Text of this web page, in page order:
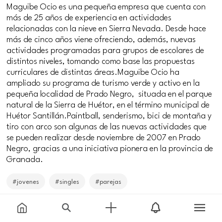
Maguibe Ocio es una pequeña empresa que cuenta con
más de 25 años de experiencia en actividades
relacionadas con la nieve en Sierra Nevada. Desde hace
más de cinco años viene ofreciendo, además, nuevas
actividades programadas para grupos de escolares de
distintos niveles, tomando como base las propuestas
curriculares de distintas áreas.Maguibe Ocio ha
ampliado su programa de turismo verde y activo en la
pequeña localidad de Prado Negro, situada en el parque
natural de la Sierra de Huétor, en el término municipal de
Huétor Santillán.Paintball, senderismo, bici de montaña y
tiro con arco son algunas de las nuevas actividades que
se pueden realizar desde noviembre de 2007 en Prado
Negro, gracias a una iniciativa pionera en la provincia de
Granada.
#jovenes #singles #parejas
Free